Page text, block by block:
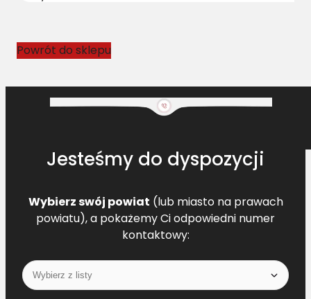
8
0
Powrót do sklepu
Jesteśmy do dyspozycji
Wybierz swój powiat (lub miasto na prawach
powiatu), a pokażemy Ci odpowiedni numer
kontaktowy: